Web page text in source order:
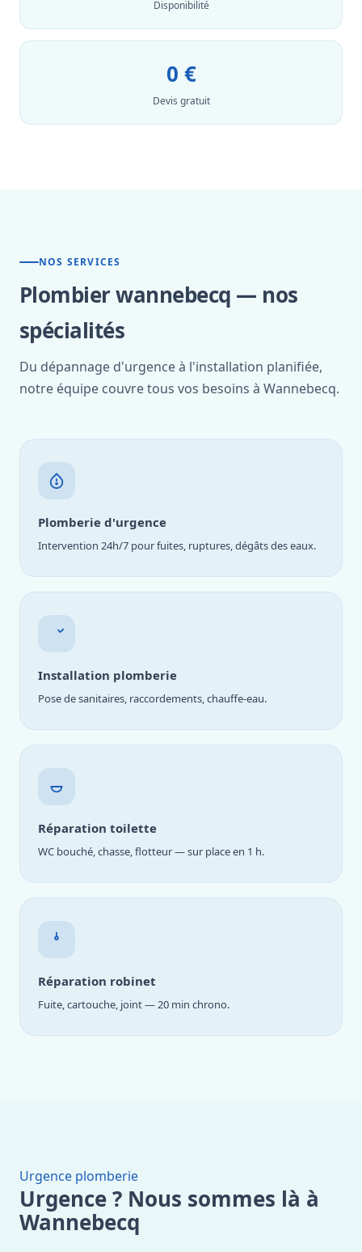
Disponibilité
0 €
Devis gratuit
NOS SERVICES
Plombier wannebecq — nos
spécialités
Du dépannage d'urgence à l'installation planifiée,
notre équipe couvre tous vos besoins à Wannebecq.
Plomberie d'urgence
Intervention 24h/7 pour fuites, ruptures, dégâts des eaux.
Installation plomberie
Pose de sanitaires, raccordements, chauffe-eau.
Réparation toilette
WC bouché, chasse, flotteur — sur place en 1 h.
Réparation robinet
Fuite, cartouche, joint — 20 min chrono.
Urgence plomberie
Urgence ? Nous sommes là à
Wannebecq